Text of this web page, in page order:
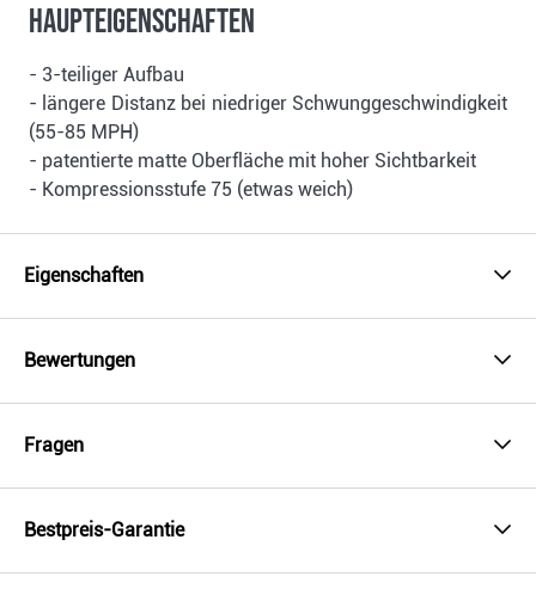
Haupteigenschaften
- 3-teiliger Aufbau
- längere Distanz bei niedriger Schwunggeschwindigkeit
(55-85 MPH)
- patentierte matte Oberfläche mit hoher Sichtbarkeit
- Kompressionsstufe 75 (etwas weich)
Eigenschaften
Bewertungen
Fragen
Bestpreis-Garantie